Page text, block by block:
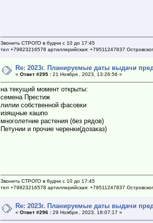
Звонить СТРОГО в будни с 10 до 17:45
тел +79823216578 артиллерийская: +79511247837
Re: 2023г. Планируемые даты выдачи
« Ответ #295 :21 Ноября , 2023, 13:26:56 »
на текущий момент открыты:
семена Престиж
лилии собственной фасовки
изящные кашпо
многолетние растения (без рядов)
Петунии и прочие черенки(дозаказ)
Звонить СТРОГО в будни с 10 до 17:45
тел +79823216578 артиллерийская: +79511247837
Re: 2023г. Планируемые даты выдачи
« Ответ #296 :29 Ноября , 2023, 18:07:17 »